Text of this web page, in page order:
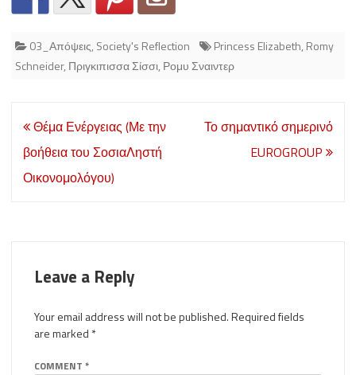
03_Απόψεις, Society's Reflection Princess Elizabeth, Romy
Schneider, Πριγκιπισσα Σίσσι, Ρομυ Σναιντερ
Post
navigation
Θέμα Ενέργειας (Με την
βοήθεια του ΣοσιαΛηστή
Οικονομολόγου)
Το σημαντικό σημερινό
EUROGROUP
Leave a Reply
Your email address will not be published.Required fields
are marked *
COMMENT *